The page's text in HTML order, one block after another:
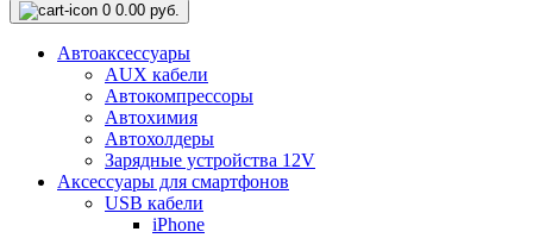
0 0.00 руб.
Автоаксессуары
AUX кабели
Автокомпрессоры
Автохимия
Автохолдеры
Зарядные устройства 12V
Аксессуары для смартфонов
USB кабели
iPhone